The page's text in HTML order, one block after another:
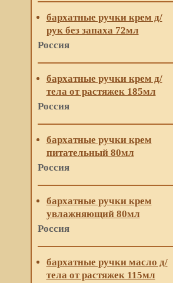
бархатные ручки крем д/
рук без запаха 72мл
Россия
бархатные ручки крем д/
тела от растяжек 185мл
Россия
бархатные ручки крем
питательный 80мл
Россия
бархатные ручки крем
увлажняющий 80мл
Россия
бархатные ручки масло д/
тела от растяжек 115мл